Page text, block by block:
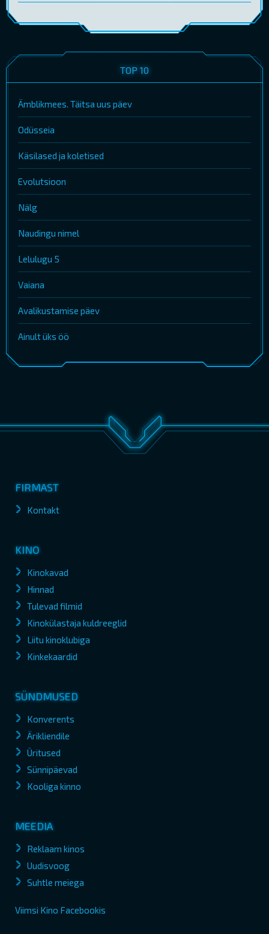
TOP 10
Ämblikmees. Täitsa uus päev
Odüsseia
Käsilased ja koletised
Evolutsioon
Nälg
Naudingu nimel
Lelulugu 5
Vaiana
Avalikustamise päev
Ainult üks öö
FIRMAST
Kontakt
KINO
Kinokavad
Hinnad
Tulevad filmid
Kinokülastaja kuldreeglid
Liitu kinoklubiga
Kinkekaardid
SÜNDMUSED
Konverents
Ärikliendile
Üritused
Sünnipäevad
Kooliga kinno
MEEDIA
Reklaam kinos
Uudisvoog
Suhtle meiega
Viimsi Kino Facebookis